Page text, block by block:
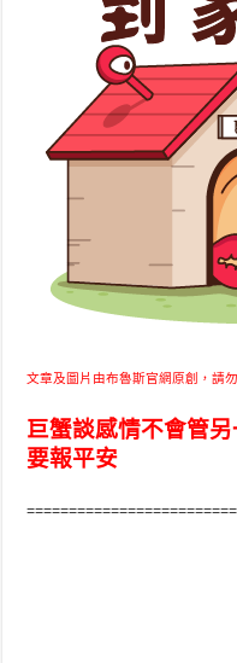
文章及圖片由布魯斯官網原創，請
巨蟹談感情不會管
要報平安